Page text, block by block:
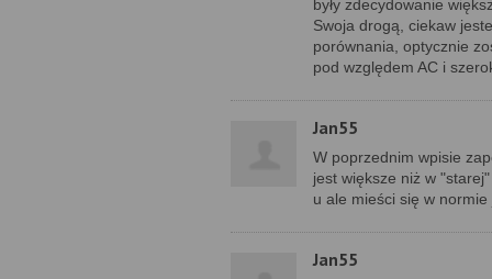
były zdecydowanie
Swoja drogą, ciekaw
porównania, optycznie
pod względem AC i
Jan55
W poprzednim wpisie
jest większe niż w
u ale mieści się w
Jan55